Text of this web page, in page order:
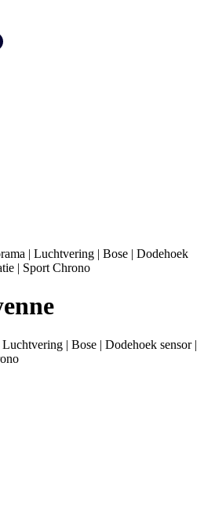
| Luchtvering | Bose | Dodehoek
| Sport Chrono
| Bose | Dodehoek sensor |